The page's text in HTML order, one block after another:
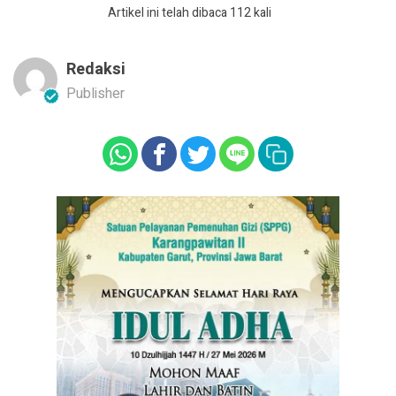
Artikel ini telah dibaca 112 kali
Redaksi
Publisher